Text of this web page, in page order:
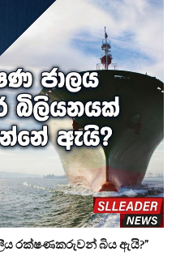
රක්ෂණකරුවන් බිය ඇයි?”